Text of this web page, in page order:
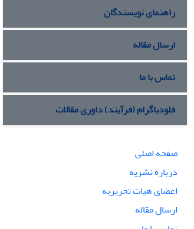
راهنمای نویسندگان
ارسال مقاله
تماس با ما
فلودیاگرام (فرآیند) داوری مقالات
صفحه اصلی
درباره نشریه
اعضای هیات تحریریه
ارسال مقاله